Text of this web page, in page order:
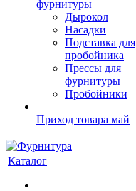
фурнитуры
Дырокол
Насадки
Подставка для
пробойника
Прессы для
фурнитуры
Пробойники
Приход товара май
Каталог